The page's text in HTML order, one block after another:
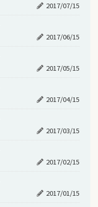
2017/07/15
2017/06/15
2017/05/15
2017/04/15
2017/03/15
2017/02/15
2017/01/15